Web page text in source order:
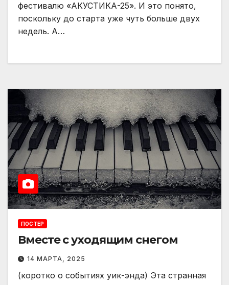
фестивалю «АКУСТИКА-25». И это понято,
поскольку до старта уже чуть больше двух
недель. А…
ПОСТЕР
Вместе с уходящим снегом
14 МАРТА, 2025
(коротко о событиях уик-энда) Эта странная